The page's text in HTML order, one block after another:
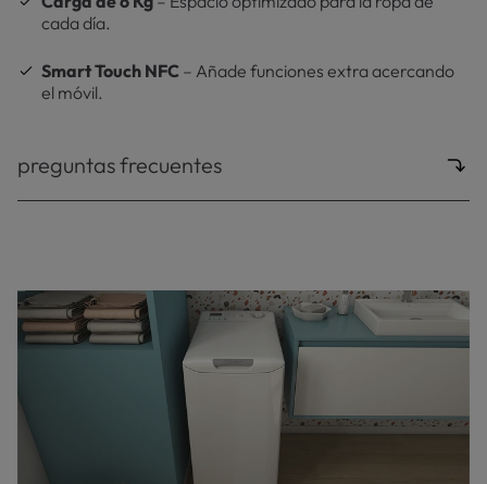
cada día.
Smart Touch NFC – Añade funciones extra acercando
el móvil.
preguntas frecuentes